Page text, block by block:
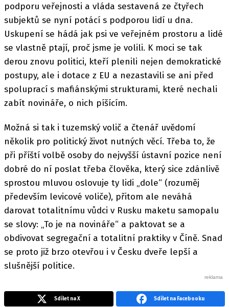
podporu veřejnosti a vláda sestavená ze čtyřech
subjektů se nyní potácí s podporou lidí u dna.
Uskupení se hádá jak psi ve veřejném prostoru a lidé
se vlastně ptají, proč jsme je volili. K moci se tak
derou znovu politici, kteří plenili nejen demokratické
postupy, ale i dotace z EU a nezastavili se ani před
spoluprací s mafiánskými strukturami, které nechali
zabít novináře, o nich píšícím.
Možná si tak i tuzemský volič a čtenář uvědomí
několik pro politický život nutných věcí. Třeba to, že
při příští volbě osoby do nejvyšší ústavní pozice není
dobré do ní poslat třeba člověka, který sice zdánlivě
sprostou mluvou oslovuje ty lidi „dole“ (rozuměj
především levicové voliče), přitom ale neváhá
darovat totalitnímu vůdci v Rusku maketu samopalu
se slovy: „To je na novináře“ a paktovat se a
obdivovat segregační a totalitní praktiky v Číně. Snad
se proto již brzo otevřou i v Česku dveře lepší a
slušnější politice.
Sdílet na X Sdílet na Facebooku